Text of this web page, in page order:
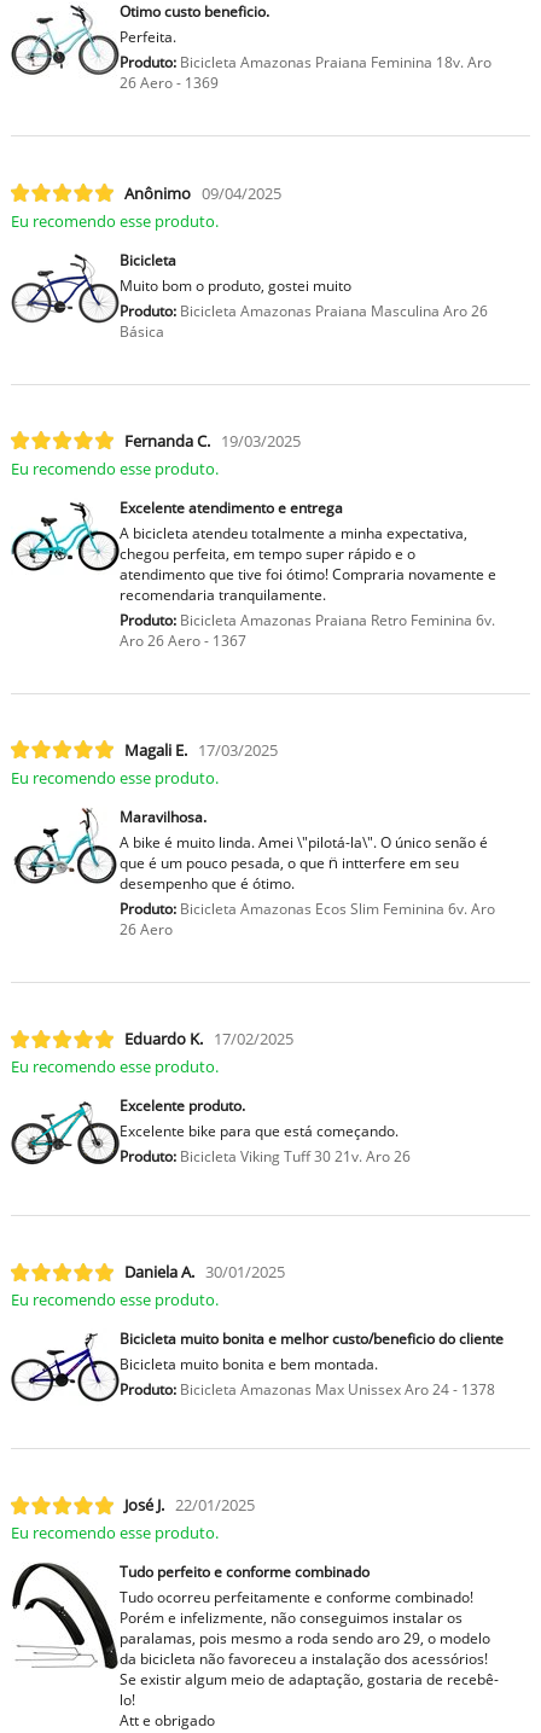
Otimo custo beneficio.
Perfeita.
Produto:Bicicleta Amazonas Praiana Feminina 18v. Aro
26 Aero - 1369
Anônimo 09/04/2025
Eu recomendo esse produto.
Bicicleta
Muito bom o produto, gostei muito
Produto:Bicicleta Amazonas Praiana Masculina Aro 26
Básica
Fernanda C. 19/03/2025
Eu recomendo esse produto.
Excelente atendimento e entrega
A bicicleta atendeu totalmente a minha expectativa,
chegou perfeita, em tempo super rápido e o
atendimento que tive foi ótimo! Compraria novamente e
recomendaria tranquilamente.
Produto:Bicicleta Amazonas Praiana Retro Feminina 6v.
Aro 26 Aero - 1367
Magali E. 17/03/2025
Eu recomendo esse produto.
Maravilhosa.
A bike é muito linda. Amei \"pilotá-la\". O único senão é
que é um pouco pesada, o que n̈ intterfere em seu
desempenho que é ótimo.
Produto:Bicicleta Amazonas Ecos Slim Feminina 6v. Aro
26 Aero
Eduardo K. 17/02/2025
Eu recomendo esse produto.
Excelente produto.
Excelente bike para que está começando.
Produto:Bicicleta Viking Tuff 30 21v. Aro 26
Daniela A. 30/01/2025
Eu recomendo esse produto.
Bicicleta muito bonita e melhor custo/beneficio do cliente
Bicicleta muito bonita e bem montada.
Produto:Bicicleta Amazonas Max Unissex Aro 24 - 1378
José J. 22/01/2025
Eu recomendo esse produto.
Tudo perfeito e conforme combinado
Tudo ocorreu perfeitamente e conforme combinado!
Porém e infelizmente, não conseguimos instalar os
paralamas, pois mesmo a roda sendo aro 29, o modelo
da bicicleta não favoreceu a instalação dos acessórios!
Se existir algum meio de adaptação, gostaria de recebê-
lo!
Att e obrigado